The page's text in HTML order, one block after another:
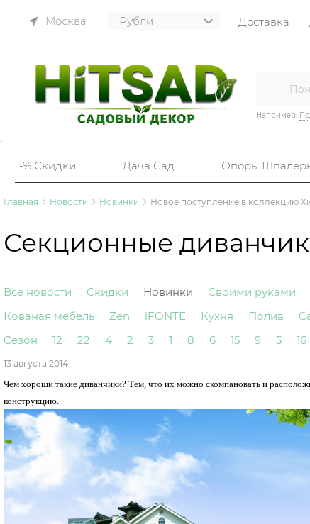
Москва Доставка
Например:
-% Скидки Дача Сад Опоры
Главная Новости Новинки Новое поступление в коллекцию
Секционные
Все новости Скидки Новинки Своими руками
Кованая мебель
Zen iFONTE Кухня Полив
Сезон
12 22 4 2 3 1 8 6 15 9 5 16
13 августа 2014
Чем хороши такие диванчики? Тем, что их можно скомпановать и
конструкцию.